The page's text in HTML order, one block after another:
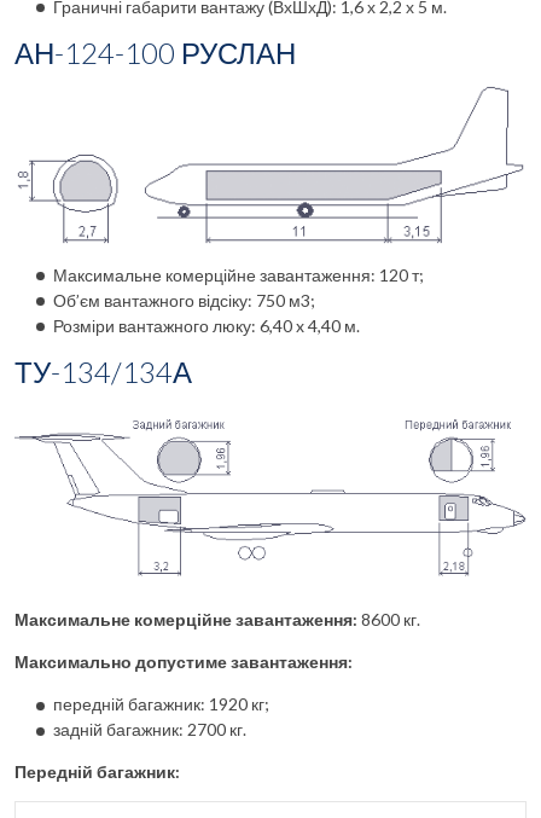
Граничні габарити вантажу (ВхШхД): 1,6 х 2,2 х 5 м.
АН-1 24-100 РУСЛАН
Максимальне комерційне завантаження: 120 т;
Об’єм вантажного відсіку: 750 м3;
Розміри вантажного люку: 6,40 x 4,40 м.
ТУ-134/134А
Максимальне комерційне завантаження: 8600 кг.
Максимально допустиме завантаження:
передній багажник: 1920 кг;
задній багажник: 2700 кг.
Передній багажник: